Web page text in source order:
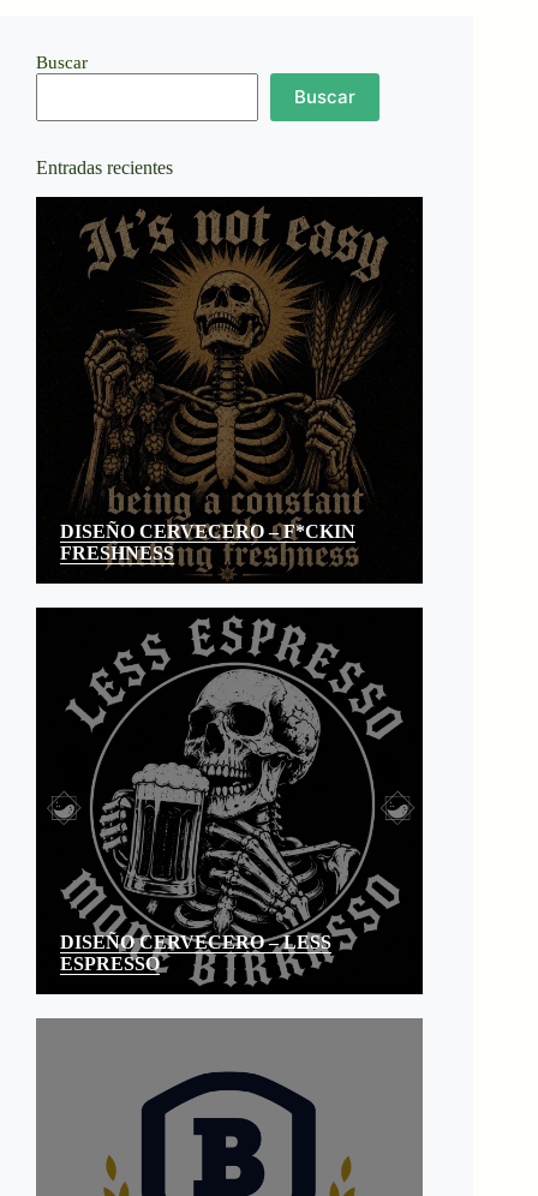
Buscar
Buscar
Entradas recientes
DISEÑO CERVECERO – F*CKIN
FRESHNESS
DISEÑO CERVECERO – LESS
ESPRESSO